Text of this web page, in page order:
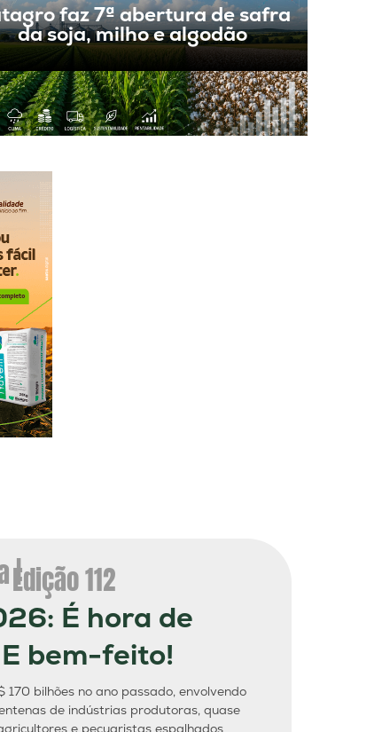
faz 7ª abertura de safra
da soja, milho e algodão
|
Edição 112
É hora de
bem-feito!
bilhões no ano passado, envolvendo
de indústrias produtoras, quase
e pecuaristas espalhados